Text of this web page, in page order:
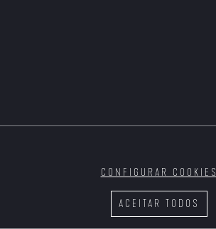
ACEITAR TODOS
CONFIGURAR COOKIES
Planeada
Raças da Noite